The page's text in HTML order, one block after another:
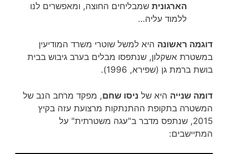
הארגונית שמבליחים החוצה, ומאפשרים לנו
ללמוד עליה…
דוגמה ראשונה היא למשל שוטרי משרד המודיעין
במשטרת אשקלון, שנתפסו מבלים בערב גיבוש בבית
בושת ברמת גן (שפירא, 1996).
דומה שנייה היא של ניסו שחם, מפקד מרחב הנב של
המשטרה בתקופת ההתנתקות מרצועת עזה בקיץ
2015, שנתפס מדבר ב"עגה משטרתית" על
המתיישבים: